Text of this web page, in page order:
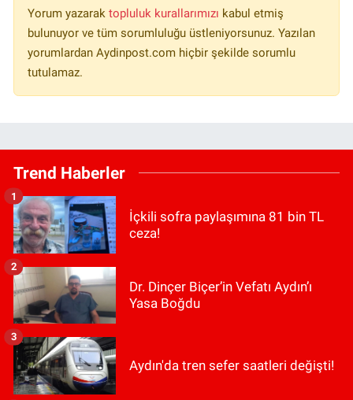
Yorum yazarak topluluk kurallarımızı kabul etmiş
bulunuyor ve tüm sorumluluğu üstleniyorsunuz. Yazılan
yorumlardan Aydinpost.com hiçbir şekilde sorumlu
tutulamaz.
Trend Haberler
İçkili sofra paylaşımına 81 bin TL
ceza!
1
Dr. Dinçer Biçer’in Vefatı Aydın’ı
Yasa Boğdu
2
Aydın'da tren sefer saatleri değişti!
3